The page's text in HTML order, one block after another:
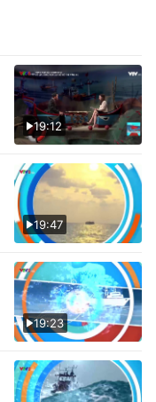
19:12
19:47
19:23